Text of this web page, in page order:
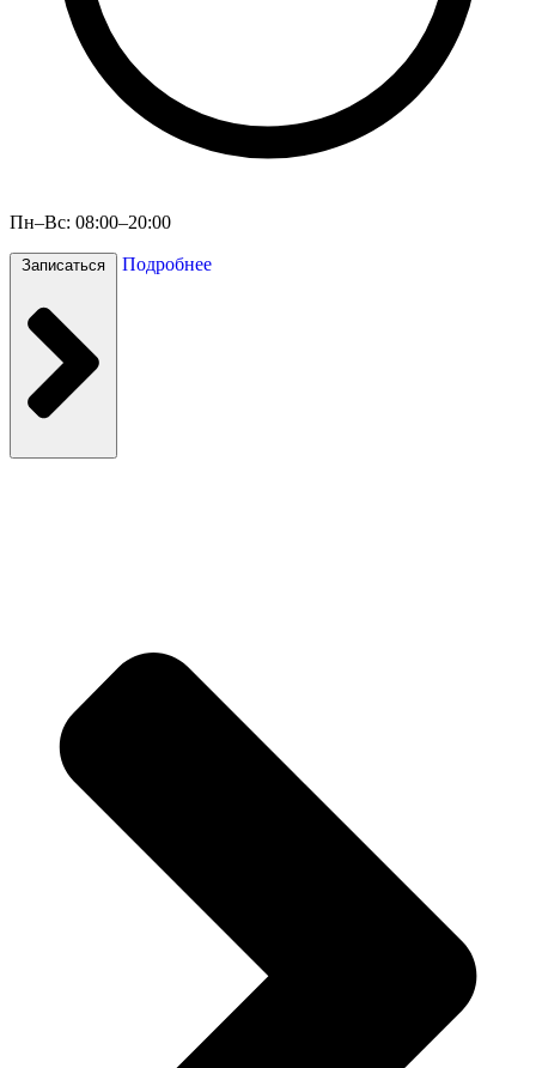
Пн–Вс: 08:00–20:00
Записаться Подробнее